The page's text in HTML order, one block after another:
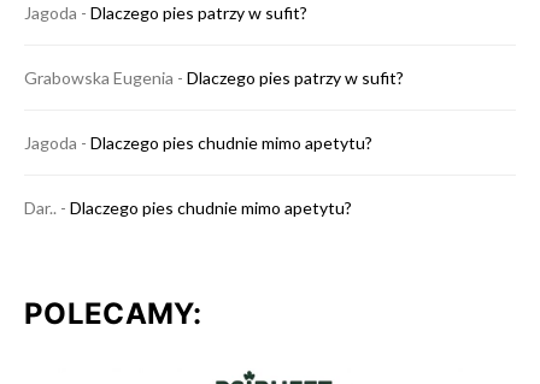
Jagoda - Dlaczego pies patrzy w sufit?
Grabowska Eugenia - Dlaczego pies patrzy w sufit?
Jagoda - Dlaczego pies chudnie mimo apetytu?
Dar.. - Dlaczego pies chudnie mimo apetytu?
POLECAMY: